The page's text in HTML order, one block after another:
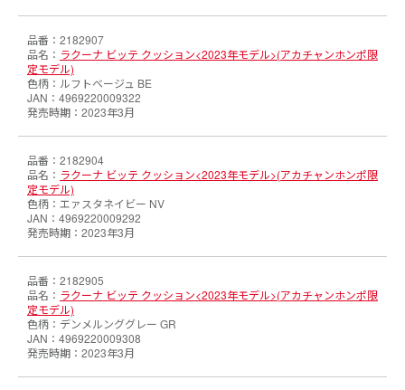
2182907
ラクーナ ビッテ クッション<2023年モデル>(アカチャンホンポ限
定モデル)
ルフトベージュ BE
4969220009322
2023年3月
2182904
ラクーナ ビッテ クッション<2023年モデル>(アカチャンホンポ限
定モデル)
エァスタネイビー NV
4969220009292
2023年3月
2182905
ラクーナ ビッテ クッション<2023年モデル>(アカチャンホンポ限
定モデル)
デンメルンググレー GR
4969220009308
2023年3月